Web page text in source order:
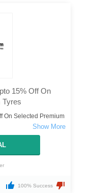
15% Off On
Tyres
On Selected Premium
100% Success